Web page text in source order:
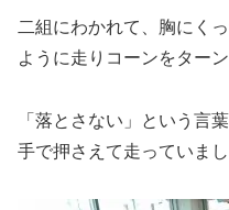
二組にわかれて、胸にく
ように走りコーンをター
「落とさない」という言
手で押さえて走っていま